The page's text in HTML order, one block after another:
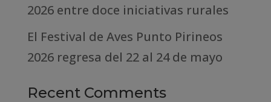
2026 entre doce iniciativas rurales
El Festival de Aves Punto Pirineos
2026 regresa del 22 al 24 de mayo
Recent Comments